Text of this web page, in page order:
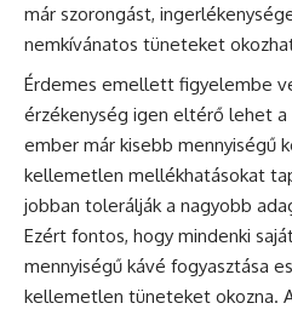
már szorongást,
nemkívánatos tüneteket
Érdemes emellett figyelembe
érzékenység igen eltérő lehet a
ember már kisebb mennyiségű
kellemetlen mellékhatásokat
jobban tolerálják a nagyobb
Ezért fontos, hogy mindenki
mennyiségű kávé fogyasztása
kellemetlen tüneteket okozna.